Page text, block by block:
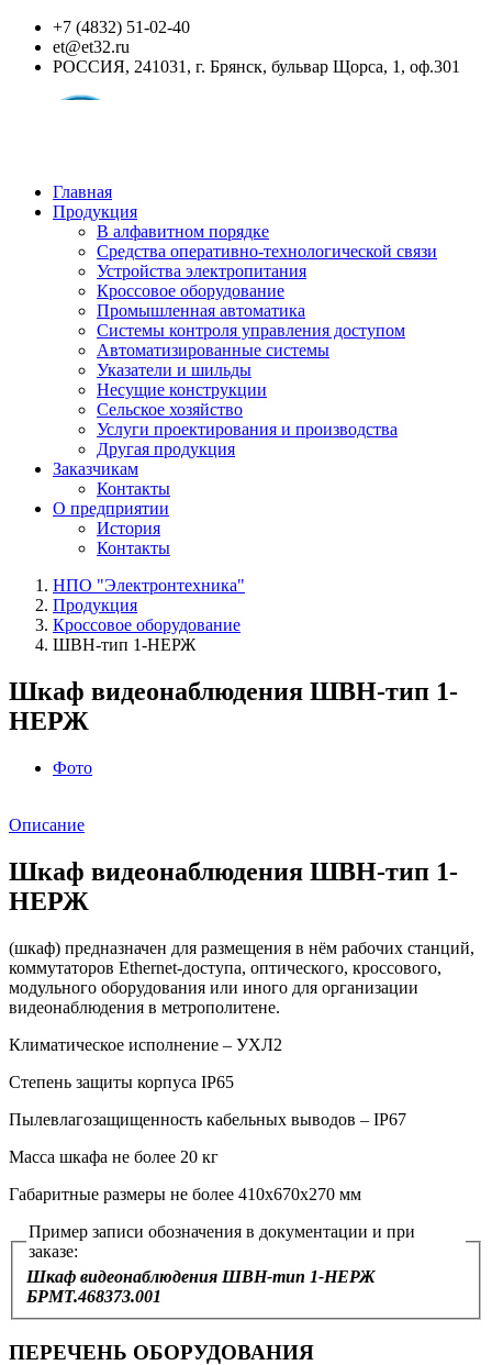
+7 (4832) 51-02-40
et@et32.ru
РОССИЯ, 241031, г. Брянск, бульвар Щорса, 1, оф.301
Главная
Продукция
В алфавитном порядке
Средства оперативно-технологической связи
Устройства электропитания
Кроссовое оборудование
Промышленная автоматика
Системы контроля управления доступом
Автоматизированные системы
Указатели и шильды
Несущие конструкции
Сельское хозяйство
Услуги проектирования и производства
Другая продукция
Заказчикам
Контакты
О предприятии
История
Контакты
НПО "Электронтехника"
Продукция
Кроссовое оборудование
ШВН‑тип 1-НЕРЖ
Шкаф видеонаблюдения ШВН‑тип 1-
НЕРЖ
Фото
Описание
Шкаф видеонаблюдения ШВН‑тип 1-
НЕРЖ
(шкаф) предназначен для размещения в нём рабочих станций,
коммутаторов Ethernet-доступа, оптического, кроссового,
модульного оборудования или иного для организации
видеонаблюдения в метрополитене.
Климатическое исполнение – УХЛ2
Степень защиты корпуса IP65
Пылевлагозащищенность кабельных выводов – IP67
Масса шкафа не более 20 кг
Габаритные размеры не более 410х670х270 мм
Пример записи обозначения в документации и при
заказе:
Шкаф видеонаблюдения ШВН‑тип 1-НЕРЖ
БРМТ.468373.001
ПЕРЕЧЕНЬ ОБОРУДОВАНИЯ